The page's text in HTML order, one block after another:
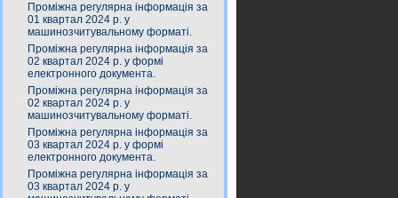
Проміжна регулярна інформація за
01 квартал 2024 р. у
машинозчитувальному форматі.
Проміжна регулярна інформація за
02 квартал 2024 р. у формі
електронного документа.
Проміжна регулярна інформація за
02 квартал 2024 р. у
машинозчитувальному форматі.
Проміжна регулярна інформація за
03 квартал 2024 р. у формі
електронного документа.
Проміжна регулярна інформація за
03 квартал 2024 р. у